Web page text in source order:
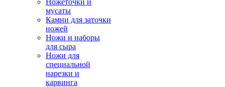
Ножеточки и
мусаты
Камни для заточки
ножей
Ножи и наборы
для сыра
Ножи для
специальной
нарезки и
карвинга